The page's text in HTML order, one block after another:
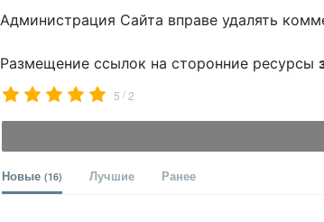
Администрация Сайта вправе удалять
Размещение ссылок на сторонние ресурсы
5 /2
Новые (16) Лучшие Ранее